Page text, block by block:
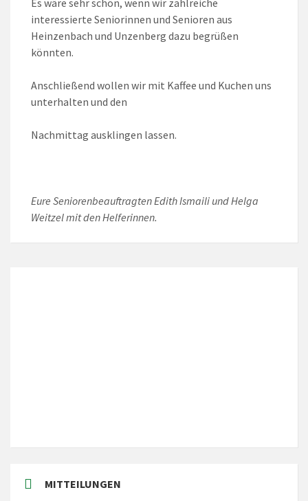
Es wäre sehr schön, wenn wir zahlreiche
interessierte Seniorinnen und Senioren aus
Heinzenbach und Unzenberg dazu begrüßen
könnten.
Anschließend wollen wir mit Kaffee und Kuchen uns
unterhalten und den
Nachmittag ausklingen lassen.
Eure Seniorenbeauftragten Edith Ismaili und Helga
Weitzel mit den Helferinnen.
MITTEILUNGEN